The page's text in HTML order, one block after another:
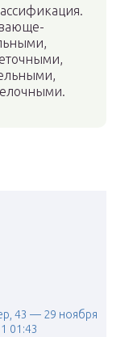
43 — 29 ноября
01:43